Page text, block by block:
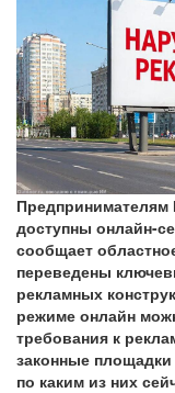
Предпринимателям
доступны онлайн-
сообщает
переведены
рекламных
режиме онлайн
требования к
законные
по каким из них